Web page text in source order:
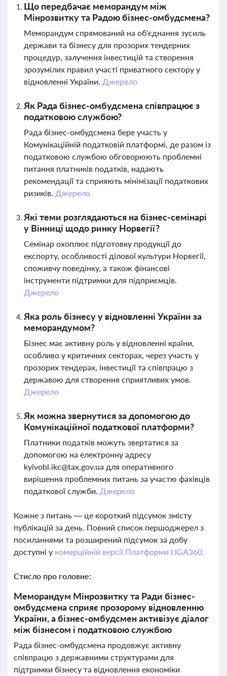
Що передбачає меморандум між
Мінрозвитку та Радою бізнес-омбудсмена?
Меморандум спрямований на об'єднання зусиль
держави та бізнесу для прозорих тендерних
процедур, залучення інвестицій та створення
зрозумілих правил участі приватного сектору у
відновленні України. Джерело
Як Рада бізнес-омбудсмена співпрацює з
податковою службою?
Рада бізнес-омбудсмена бере участь у
Комунікаційній податковій платформі, де разом із
податковою службою обговорюють проблемні
питання платників податків, надають
рекомендації та сприяють мінімізації податкових
ризиків. Джерело
Які теми розглядаються на бізнес-семінарі
у Вінниці щодо ринку Норвегії?
Семінар охоплює підготовку продукції до
експорту, особливості ділової культури Норвегії,
споживчу поведінку, а також фінансові
інструменти підтримки для підприємців.
Джерело
Яка роль бізнесу у відновленні України за
меморандумом?
Бізнес має активну роль у відновленні країни,
особливо у критичних секторах, через участь у
прозорих тендерах, інвестиції та співпрацю з
державою для створення сприятливих умов.
Джерело
Як можна звернутися за допомогою до
Комунікаційної податкової платформи?
Платники податків можуть звертатися за
допомогою на електронну адресу
kyivobl.ikc@tax.gov.ua для оперативного
вирішення проблемних питань за участю фахівців
податкової служби. Джерело
Кожне з питань — це короткий підсумок змісту
публікацій за день. Повний список першоджерел з
посиланнями та розширений підсумок за добу
доступні у комерційній версії Платформи LIGA360.
Стисло про головне:
Меморандум Мінрозвитку та Ради бізнес-
омбудсмена сприяє прозорому відновленню
України, а бізнес-омбудсмен активізує діалог
між бізнесом і податковою службою
Рада бізнес-омбудсмена продовжує активну
співпрацю з державними структурами для
підтримки бізнесу та відновлення економіки